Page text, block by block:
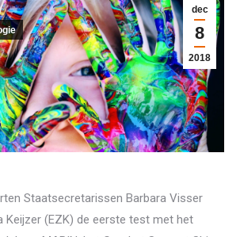
dec
8
2018
Staatsecretarissen Barbara Visser
Keijzer (EZK) de eerste test met het